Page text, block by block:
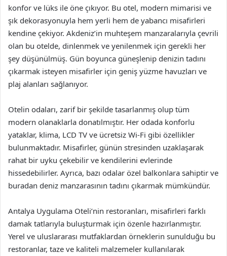
konfor ve lüks ile öne çıkıyor. Bu otel, modern mimarisi ve
şık dekorasyonuyla hem yerli hem de yabancı misafirleri
kendine çekiyor. Akdeniz’in muhteşem manzaralarıyla çevrili
olan bu otelde, dinlenmek ve yenilenmek için gerekli her
şey düşünülmüş. Gün boyunca güneşlenip denizin tadını
çıkarmak isteyen misafirler için geniş yüzme havuzları ve
plaj alanları sağlanıyor.
Otelin odaları, zarif bir şekilde tasarlanmış olup tüm
modern olanaklarla donatılmıştır. Her odada konforlu
yataklar, klima, LCD TV ve ücretsiz Wi-Fi gibi özellikler
bulunmaktadır. Misafirler, günün stresinden uzaklaşarak
rahat bir uyku çekebilir ve kendilerini evlerinde
hissedebilirler. Ayrıca, bazı odalar özel balkonlara sahiptir ve
buradan deniz manzarasının tadını çıkarmak mümkündür.
Antalya Uygulama Oteli’nin restoranları, misafirleri farklı
damak tatlarıyla buluşturmak için özenle hazırlanmıştır.
Yerel ve uluslararası mutfaklardan örneklerin sunulduğu bu
restoranlar, taze ve kaliteli malzemeler kullanılarak